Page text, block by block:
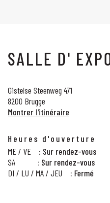
SALLE D'
Gistelse Steenweg 471
8200 Brugge
Montrer l'itinéraire
Heures d'ouverture
ME / VE
: Sur rendez-vous
SA
: Sur rendez-vous
DI / LU / MA / JEU
: Fermé